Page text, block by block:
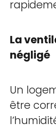
La
négligé
Un
être